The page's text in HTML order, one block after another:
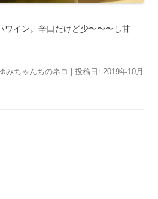
ワイン。辛口だけど少〜〜〜し甘
みちゃんちのネコ | 投稿日: 2019年10月